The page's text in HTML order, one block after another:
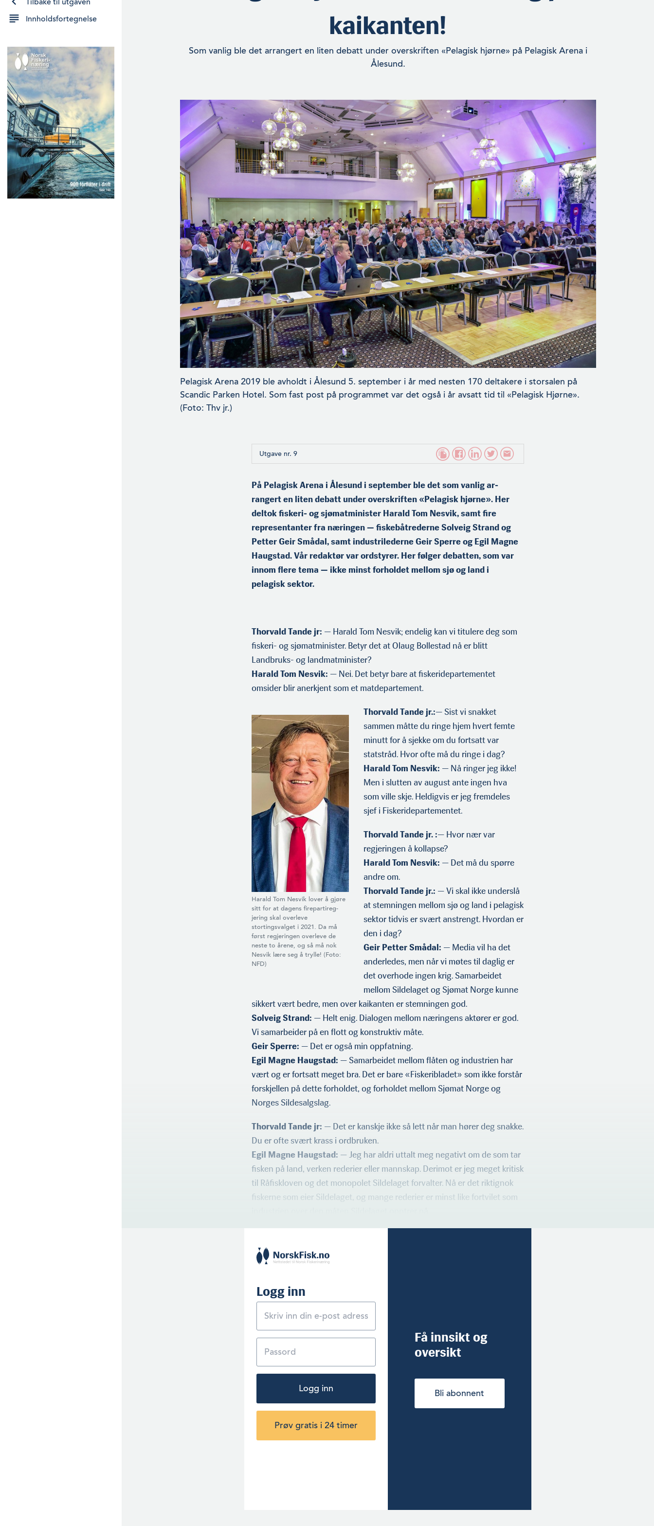
Tilbake til utgaven
Innholdsfortegnelse
kaikanten!
Som vanlig ble det ar­rangert en liten debatt under overskriften «Pelagisk hjørne» på Pelagisk Arena i
Ålesund.
Pelagisk Arena 2019 ble avholdt i Ålesund 5. september i år med nesten 170 deltakere i storsalen på
Scandic Parken Hotel. Som fast post på programmet var det også i år avsatt tid til «Pela­gisk Hjørne».
(Foto: Thv jr.)
Utgave nr. 9
På Pelagisk Arena i Ålesund i september ble det som vanlig ar­
rangert en liten debatt under overskriften «Pelagisk hjørne». Her
deltok fiskeri- og sjømatminister Harald Tom Nesvik, samt fire
representanter fra næringen — fiskebåtrederne Solveig Strand og
Petter Geir Smådal, samt industrilederne Geir Sperre og Egil Magne
Haugstad. Vår redaktør var ordstyrer. Her følger debatten, som var
innom flere tema — ikke minst forholdet mellom sjø og land i
pelagisk sektor.
Thorvald Tande jr: — Harald Tom Nesvik; endelig kan vi titulere deg som
fiskeri- og sjømatminister. Betyr det at Olaug Bollestad nå er blitt
Landbruks- og landmatminister?
Harald Tom Nesvik: — Nei. Det betyr bare at fiskeridepartementet
omsider blir anerkjent som et matdepartement.
Harald Tom Nesvik lover å gjøre
sitt for at dagens firepartireg­
jering skal overleve
stortingsvalget i 2021. Da må
først regjer­ingen overleve de
neste to årene, og så må nok
Nesvik lære seg å trylle! (Foto:
NFD)
Thorvald Tande jr.:— Sist vi snakket
sammen måtte du ringe hjem hvert femte
minutt for å sjekke om du fortsatt var
statstråd. Hvor ofte må du ringe i dag?
Harald Tom Nesvik: — Nå ringer jeg ikke!
Men i slutten av august ante ingen hva
som ville skje. Heldigvis er jeg fremdeles
sjef i Fiskeridepartementet.
Thorvald Tande jr. :— Hvor nær var
regjeringen å kollapse?
Harald Tom Nesvik: — Det må du spørre
andre om.
Thorvald Tande jr.: — Vi skal ikke underslå
at stemningen mellom sjø og land i pelagisk
sektor tidvis er svært anstrengt. Hvordan er
den i dag?
Geir Petter Smådal: — Media vil ha det
anderledes, men når vi møtes til daglig er
det overhode ingen krig. Samarbeidet
mellom Sildelaget og Sjømat Norge kunne
sikkert vært bedre, men over kaikanten er stemningen god.
Solveig Strand: — Helt enig. Dialogen mellom næringens aktører er god.
Vi samarbeider på en flott og konstruktiv måte.
Geir Sperre: — Det er også min oppfatning.
Egil Magne Haugstad: — Samarbeidet mellom flåten og industrien har
vært og er fortsatt meget bra. Det er bare «Fiskeribladet» som ikke forstår
forskjellen på dette forholdet, og forholdet mellom Sjømat Norge og
Norges Sildesalgslag.
Thorvald Tande jr: — Det er kanskje ikke så lett når man hører deg snakke.
Du er ofte svært krass i ordbruken.
Egil Magne Haugstad: — Jeg har aldri uttalt meg negativt om de som tar
fisken på land, verken rederier eller mannskap. Derimot er jeg meget kritisk
til Råfiskloven og det monopolet Sildelaget forvalter. Nå er det riktignok
fiskerne som eier Sildelaget, og mange rederier er minst like fortvilet som
Logg inn
Logg inn
Prøv gratis i 24 timer
Få innsikt og
oversikt
Bli abonnent